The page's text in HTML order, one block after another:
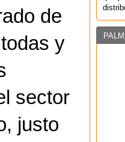
de
y
sector
justo